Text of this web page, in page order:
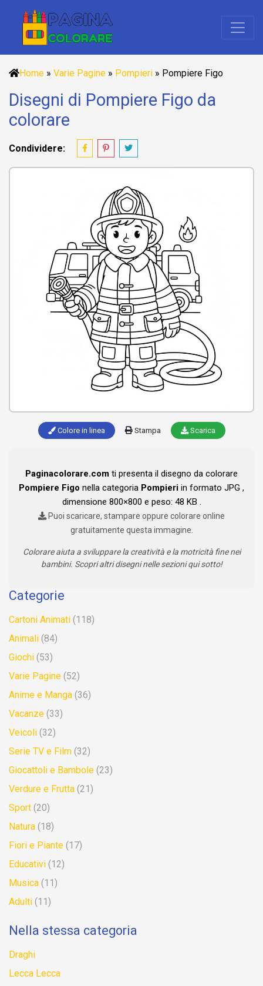
Home » Varie Pagine » Pompieri » Pompiere Figo
Disegni di Pompiere Figo da
colorare
Condividere:
Colore in linea Stampa Scarica
Paginacolorare.com ti presenta il disegno da colorare
Pompiere Figo nella categoria Pompieri in formato JPG ,
dimensione 800×800 e peso: 48 KB .
Puoi scaricare, stampare oppure colorare online
gratuitamente questa immagine.
Colorare aiuta a sviluppare la creatività e la motricità fine nei
bambini. Scopri altri disegni nelle sezioni qui sotto!
Categorie
Cartoni Animati (118)
Animali (84)
Giochi (53)
Varie Pagine (52)
Anime e Manga (36)
Vacanze (33)
Veicoli (32)
Serie TV e Film (32)
Giocattoli e Bambole (23)
Verdure e Frutta (21)
Sport (20)
Natura (18)
Fiori e Piante (17)
Educativi (12)
Musica (11)
Adulti (11)
Nella stessa categoria
Draghi
Lecca Lecca